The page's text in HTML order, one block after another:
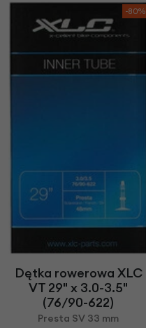
-80%
Dętka rowerowa XLC
VT 29" x 3.0-3.5"
(76/90-622)
Presta SV 33 mm